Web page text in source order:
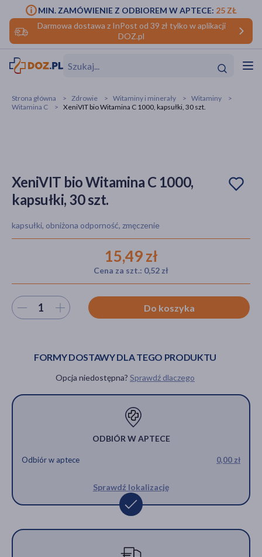
Darmowa dostawa z InPost od 39 zł tylko w aplikacji
DOZ.pl
MIN. ZAMÓWIENIE Z ODBIOREM W APTECE: 25 ZŁ
Strona główna Zdrowie Witaminy i minerały
Witaminy
Witamina C
XeniVIT bio Witamina C 1000, kapsułki, 30 szt.
XeniVIT bio Witamina C 1000,
kapsułki, 30 szt.
kapsułki, obniżona odporność, zmęczenie
15,49 zł
Cena za szt.: 0,52 zł
Wybierz ilość Do koszyka
FORMY DOSTAWY DLA TEGO PRODUKTU
Opcja niedostępna? Sprawdź dlaczego
ODBIÓR W APTECE
Odbiór w aptece 0,00 zł
Sprawdź lokalizację